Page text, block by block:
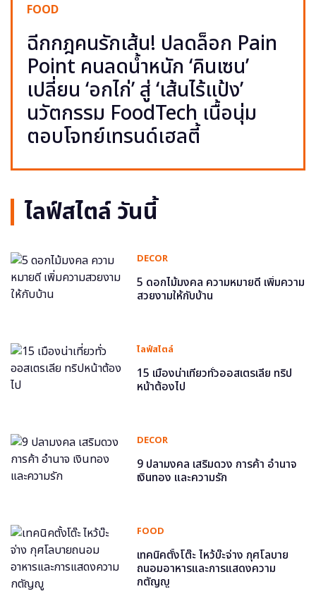
FOOD
ฉีกกฎคนรักเส้น! ปลดล็อก Pain
Point คนลดน้ำหนัก ‘คินเซน’
เปลี่ยน ‘อกไก่’ สู่ ‘เส้นไร้แป้ง’
นวัตกรรม FoodTech เนื้อนุ่ม
ตอบโจทย์เทรนด์เฮลตี้
ไลฟ์สไตล์ วันนี้
DECOR
5 ดอกไม้มงคล ความหมายดี เพิ่มความ
สวยงามให้กับบ้าน
ไลฟ์สไตล์
15 เมืองน่าเที่ยวทั่วออสเตรเลีย ทริป
หน้าต้องไป
DECOR
9 ปลามงคล เสริมดวง การค้า อำนาจ
เงินทอง และความรัก
FOOD
เทคนิคตั้งโต๊ะ ไหว้บ๊ะจ่าง กุศโลบาย
ถนอมอาหารและการแสดงความ
กตัญญู